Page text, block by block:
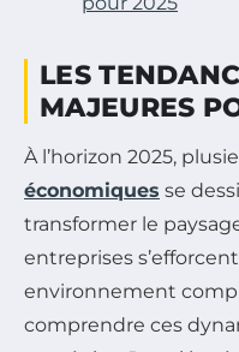
LES
MAJEURES
À l’horizon 2025,
économiques se
transformer le
entreprises
environnement
comprendre ces